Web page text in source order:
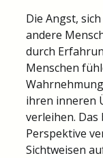
Die Angst,
andere
durch
Menschen
ihren inneren
verleihen. Das
Perspektive
Sichtweisen